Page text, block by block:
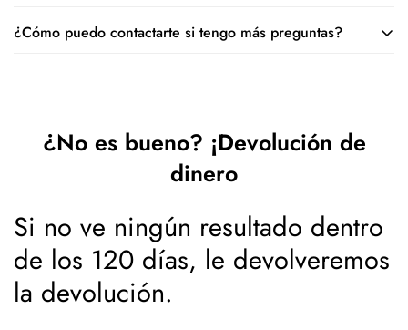
que tenga un tratamiento químico.
Puede seguir su rutina normal de cuidado del cabello cuando
¿Cómo puedo contactarte si tengo más preguntas?
¿No es bueno? ¡Devolución de
dinero
Si no ve ningún resultado dentro
de los 120 días, le devolveremos
la devolución.